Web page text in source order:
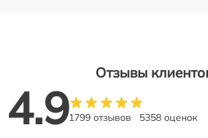
Отзывы
4.91799 отзывов 5358 оценок